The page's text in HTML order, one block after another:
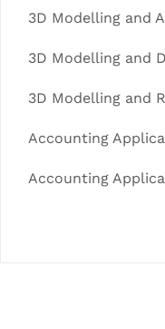
3D Modelling and
3D Modelling and
3D Modelling and
Accounting
Accounting